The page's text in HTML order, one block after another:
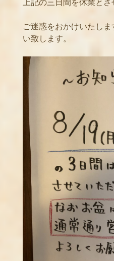
上記の三日間を休業とさ
ご迷惑をおかけいたし
い致します。